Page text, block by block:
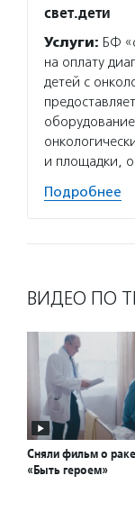
свет.дети
Услуги: БФ
на оплату
детей с
и площадки,
Подробнее
ВИДЕО ПО
Сняли фильм о
«Быть героем»